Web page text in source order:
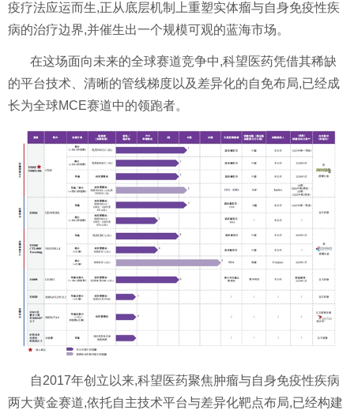
疫疗法应运而生,正从底层机制上重塑实体瘤与自身免疫性疾
病的治疗边界,并催生出一个规模可观的蓝海市场。
在这场面向未来的全球赛道竞争中,科望医药凭借其稀缺
的平台技术、清晰的管线梯度以及差异化的自免布局,已经成
长为全球MCE赛道中的领跑者。
自2017年创立以来,科望医药聚焦肿瘤与自身免疫性疾病
两大黄金赛道,依托自主技术平台与差异化靶点布局,已经构建